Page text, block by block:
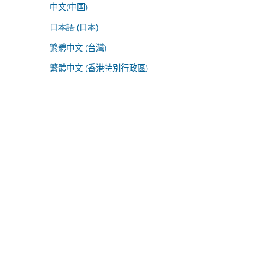
中文(中国)
日本語 (日本)
繁體中文 (台灣)
繁體中文 (香港特別行政區)